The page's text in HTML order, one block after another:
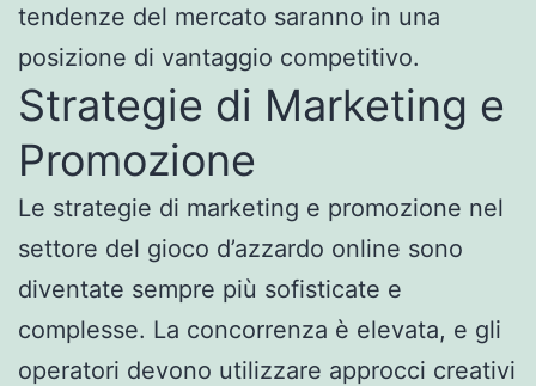
tendenze del mercato saranno in una
posizione di vantaggio competitivo.
Strategie di Marketing e
Promozione
Le strategie di marketing e promozione nel
settore del gioco d’azzardo online sono
diventate sempre più sofisticate e
complesse. La concorrenza è elevata, e gli
operatori devono utilizzare approcci creativi